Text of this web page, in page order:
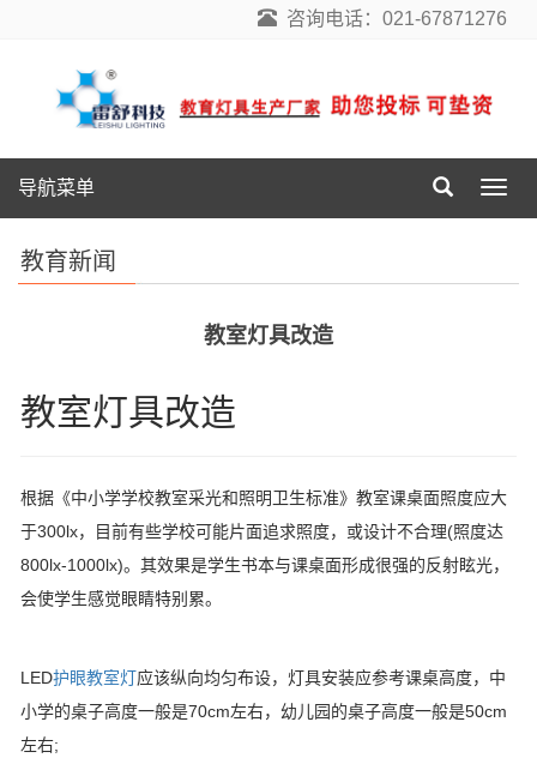
咨询电话：021-67871276
导
航
导航菜单
教育新闻
教室灯具改造
教室灯具改造
根据《中小学学校教室采光和照明卫生标准》教室课桌面照度应大
于300lx，目前有些学校可能片面追求照度，或设计不合理(照度达
800lx-1000lx)。其效果是学生书本与课桌面形成很强的反射眩光，
会使学生感觉眼睛特别累。
LED护眼教室灯应该纵向均匀布设，灯具安装应参考课桌高度，中
小学的桌子高度一般是70cm左右，幼儿园的桌子高度一般是50cm
左右;